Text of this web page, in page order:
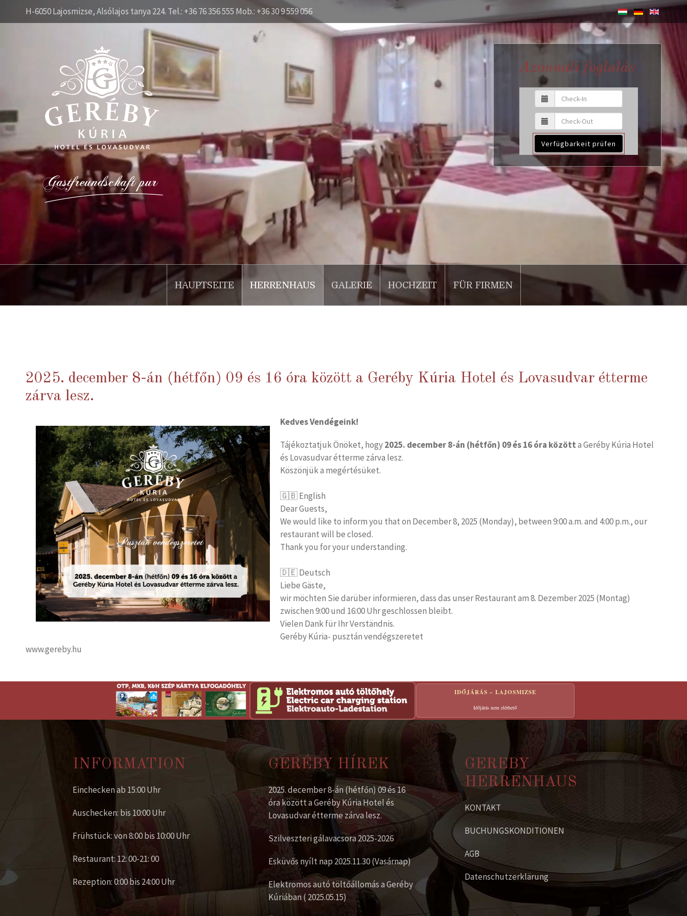
H-6050 Lajosmizse, Alsólajos tanya 224. Tel.: +36 76 356 555 Mob.: +36 30 9 559 056
Azonnali foglalás
Verfügbarkeit prüfen
HAUPTSEITE HERRENHAUS GALERIE HOCHZEIT FÜR FIRMEN
2025. december 8-án (hétfőn) 09 és 16 óra között a Geréby Kúria Hotel és Lovasudvar étterme
zárva lesz.
Kedves Vendégeink!
Tájékoztatjuk Önöket, hogy2025. december 8-án (hétfőn) 09 és 16 óra közötta Geréby Kúria Hotel
és Lovasudvar étterme zárva lesz.
Köszönjük a megértésüket.
🇬🇧 English
Dear Guests,
We would like to inform you that on December 8, 2025 (Monday), between 9:00 a.m. and 4:00 p.m., our
restaurant will be closed.
Thank you for your understanding.
🇩🇪 Deutsch
Liebe Gäste,
wir möchten Sie darüber informieren, dass das unser Restaurant am 8. Dezember 2025 (Montag)
zwischen 9:00 und 16:00 Uhr geschlossen bleibt.
Vielen Dank für Ihr Verständnis.
Geréby Kúria- pusztán vendégszeretet
www.gereby.hu
IDŐJÁRÁS – LAJOSMIZSE
Időjárás nem elérhető
INFORMATION
Einchecken ab 15:00 Uhr
Auschecken: bis 10:00 Uhr
Frühstück: von 8:00 bis 10:00 Uhr
Restaurant: 12: 00-21: 00
Rezeption: 0:00 bis 24:00 Uhr
GERÉBY HÍREK
2025. december 8-án (hétfőn) 09 és 16
óra között a Geréby Kúria Hotel és
Lovasudvar étterme zárva lesz.
Szilveszteri gálavacsora 2025-2026
Esküvős nyílt nap 2025.11.30 (Vasárnap)
Elektromos autó töltőállomás a Geréby
Kúriában ( 2025.05.15)
GEREBY
HERRENHAUS
KONTAKT
BUCHUNGSKONDITIONEN
AGB
Datenschutzerklärung